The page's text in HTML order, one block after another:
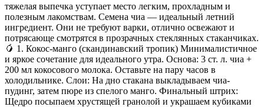
тяжелая выпечка уступает место легким, прохладным и
полезным лакомствам. Семена чиа — идеальный летний
ингредиент. Они не требуют варки, отлично освежают и
потрясающе смотрятся в прозрачных стеклянных стаканчиках.
🥭 1. Кокос-манго (скандинавский тропик) Минималистичное
и яркое сочетание для идеального утра. Основа: 3 ст. л. чиа +
200 мл кокосового молока. Оставьте на пару часов в
холодильнике. Слои: На дно стакана выкладываем чиа-
пудинг, затем пюре из спелого манго. Финальный штрих:
Щедро посыпаем хрустящей гранолой и украшаем кубиками